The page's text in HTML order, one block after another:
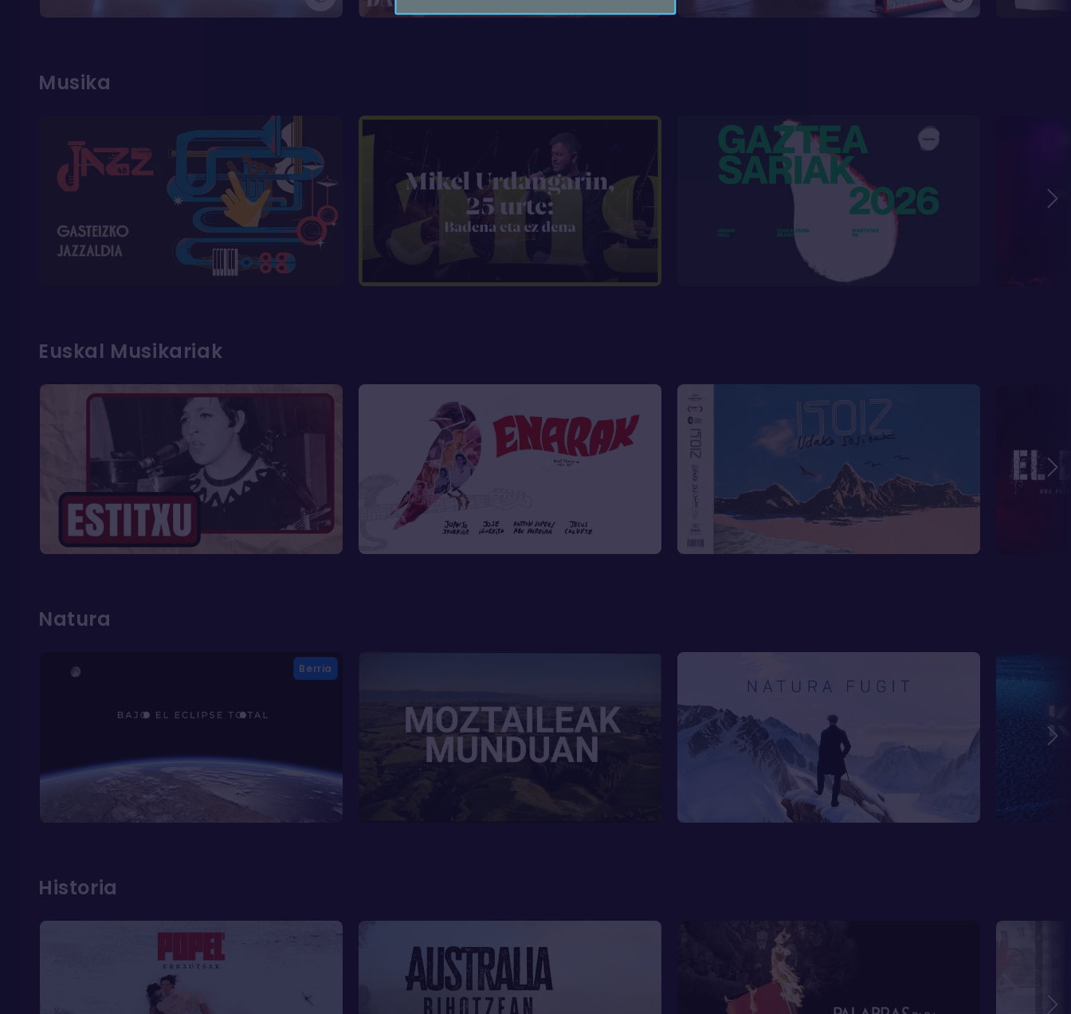
Musika
Euskal Musikariak
Natura
Berria
Historia